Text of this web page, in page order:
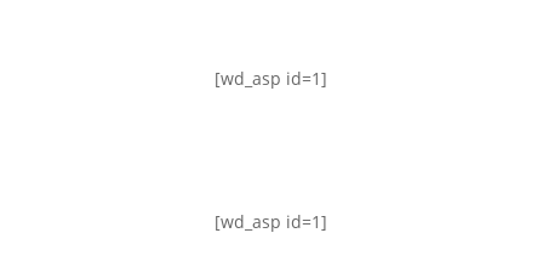
[wd_asp id=1]
[wd_asp id=1]